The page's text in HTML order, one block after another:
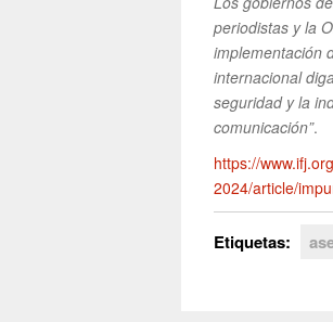
periodistas y la
implementación
internacional
seguridad y la
comunicación”.
https://
2024/article/
Etiquetas: